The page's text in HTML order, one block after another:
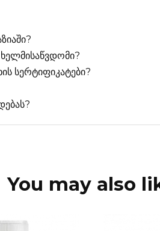
სერტიფიკატები?
You may also